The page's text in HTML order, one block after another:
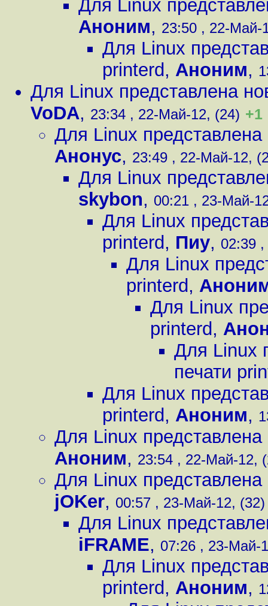
Для Linux
Аноним, 23:50 , 22-Май-
Для Linux
printerd, Аноним,
Для Linux представлена
VoDA, 23:34 , 22-Май-12, (24) +1
Для Linux
Анонус, 23:49 , 22-Май-12,
Для Linux
skybon, 00:21 , 23-Май-
Для Linux
printerd, Пиу, 02:39
Для Linux
printerd,
Для Linux
printerd,
Для Linux
печати
Для Linux
printerd, Аноним,
Для Linux
Аноним, 23:54 , 22-Май-12,
Для Linux
jOKer, 00:57 , 23-Май-12, (32)
Для Linux
iFRAME, 07:26 , 23-Май-
Для Linux
printerd, Аноним,